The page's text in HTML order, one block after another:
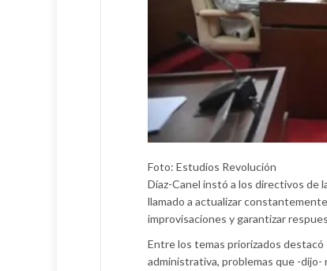
Foto: Estudios Revolución
Díaz-Canel instó a los directivos de
llamado a actualizar
improvisaciones y garantizar
Entre los temas priorizados
administrativa, problemas que -